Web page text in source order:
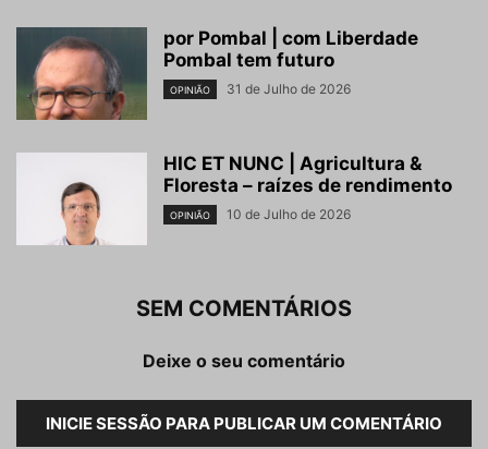
por Pombal | com Liberdade
Pombal tem futuro
OPINIÃO 31 de Julho de 2026
HIC ET NUNC | Agricultura &
Floresta – raízes de rendimento
OPINIÃO 10 de Julho de 2026
SEM COMENTÁRIOS
Deixe o seu comentário
INICIE SESSÃO PARA PUBLICAR UM COMENTÁRIO